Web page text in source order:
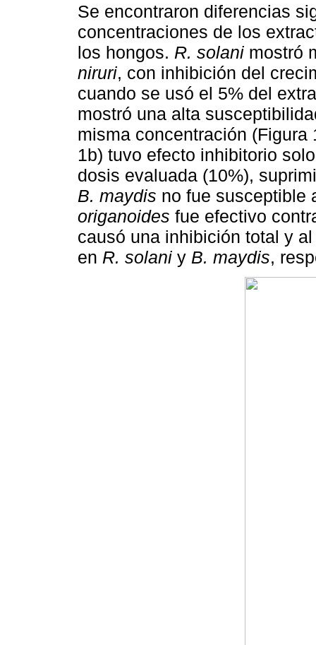
Se encontraron diferencias
concentraciones de los
los hongos. R. solani mostró
niruri, con inhibición del
cuando se usó el 5% del
mostró una alta
misma concentración
1b) tuvo efecto inhibitorio
dosis evaluada (10%),
B. maydis no fue susceptible
origanoides fue efectivo
causó una inhibición total y
en R. solani y B. maydis,